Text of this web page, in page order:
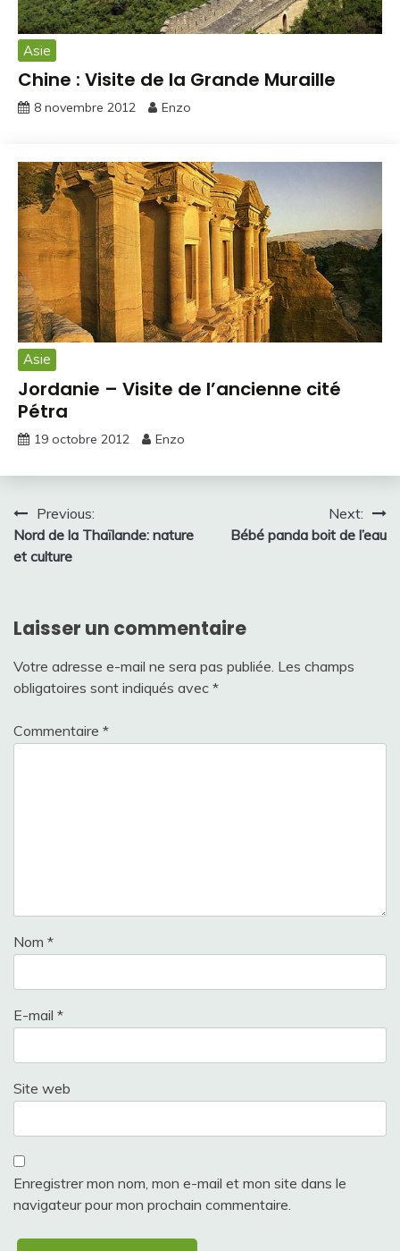
Asie
Chine : Visite de la Grande Muraille
8 novembre 2012 Enzo
Asie
Jordanie – Visite de l’ancienne cité
Pétra
19 octobre 2012 Enzo
Navigation
de
Previous:
Nord de la Thaïlande: nature
et culture
Next:
Bébé panda boit de l’eau
Laisser un commentaire
Votre adresse e-mail ne sera pas publiée. Les champs
obligatoires sont indiqués avec *
Commentaire *
Nom *
E-mail *
Site web
Enregistrer mon nom, mon e-mail et mon site dans le
navigateur pour mon prochain commentaire.